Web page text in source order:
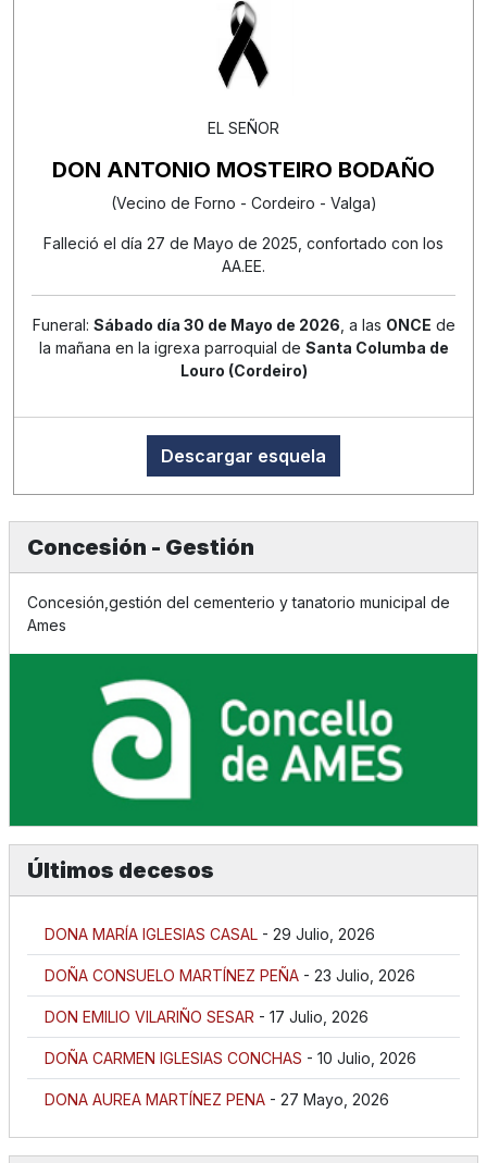
EL SEÑOR
DON ANTONIO MOSTEIRO BODAÑO
(Vecino de Forno - Cordeiro - Valga)
Falleció el día 27 de Mayo de 2025, confortado con los
AA.EE.
Funeral: Sábado día 30 de Mayo de 2026, a las ONCE de
la mañana en la igrexa parroquial de Santa Columba de
Louro (Cordeiro)
Descargar esquela
Concesión - Gestión
Concesión,gestión del cementerio y tanatorio municipal de
Ames
Últimos decesos
DONA MARÍA IGLESIAS CASAL - 29 Julio, 2026
DOÑA CONSUELO MARTÍNEZ PEÑA - 23 Julio, 2026
DON EMILIO VILARIÑO SESAR - 17 Julio, 2026
DOÑA CARMEN IGLESIAS CONCHAS - 10 Julio, 2026
DONA AUREA MARTÍNEZ PENA - 27 Mayo, 2026